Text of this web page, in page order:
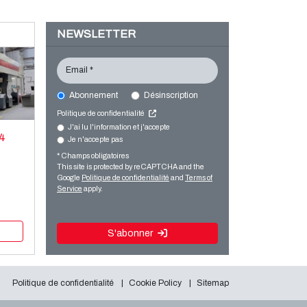
NEWSLETTER
Email *
Abonnement Désinscription
Politique de confidentialité
J'ai lu l'information et j'accepte
Je n'accepte pas
* Champs obligatoires
This site is protected by reCAPTCHA and the
Google Politique de confidentialité and
Terms of
Service apply.
S'abonner
Politique de confidentialité Cookie Policy Sitemap